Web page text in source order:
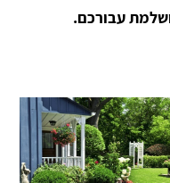
עבורכם.